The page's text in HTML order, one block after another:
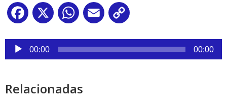
Facebook
X WhatsApp
Email
Reproductor
audio
00:00 00:00
Relacionadas